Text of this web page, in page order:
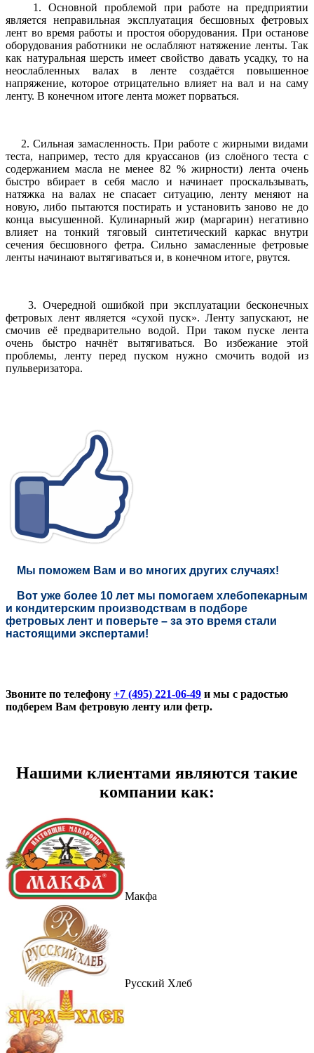
1. Основной проблемой при работе на предприятии
является неправильная эксплуатация бесшовных фетровых
лент во время работы и простоя оборудования. При останове
оборудования работники не ослабляют натяжение ленты. Так
как натуральная шерсть имеет свойство давать усадку, то на
неослабленных валах в ленте создаётся повышенное
напряжение, которое отрицательно влияет на вал и на саму
ленту. В конечном итоге лента может порваться.
2. Сильная замасленность. При работе с жирными видами
теста, например, тесто для круассанов (из слоёного теста с
содержанием масла не менее 82 % жирности) лента очень
быстро вбирает в себя масло и начинает проскальзывать,
натяжка на валах не спасает ситуацию, ленту меняют на
новую, либо пытаются постирать и установить заново не до
конца высушенной. Кулинарный жир (маргарин) негативно
влияет на тонкий тяговый синтетический каркас внутри
сечения бесшовного фетра. Сильно замасленные фетровые
ленты начинают вытягиваться и, в конечном итоге, рвутся.
3. Очередной ошибкой при эксплуатации бесконечных
фетровых лент является «сухой пуск». Ленту запускают, не
смочив её предварительно водой. При таком пуске лента
очень быстро начнёт вытягиваться. Во избежание этой
проблемы, ленту перед пуском нужно смочить водой из
пульверизатора.
Мы поможем Вам и во многих других случаях!
Вот уже более 10 лет мы помогаем хлебопекарным
и кондитерским производствам в подборе
фетровых лент и поверьте – за это время стали
настоящими экспертами!
Звоните по телефону +7 (495) 221-06-49 и мы с радостью
подберем Вам фетровую ленту или фетр.
Нашими клиентами являются такие
компании как:
Макфа
Русский Хлеб